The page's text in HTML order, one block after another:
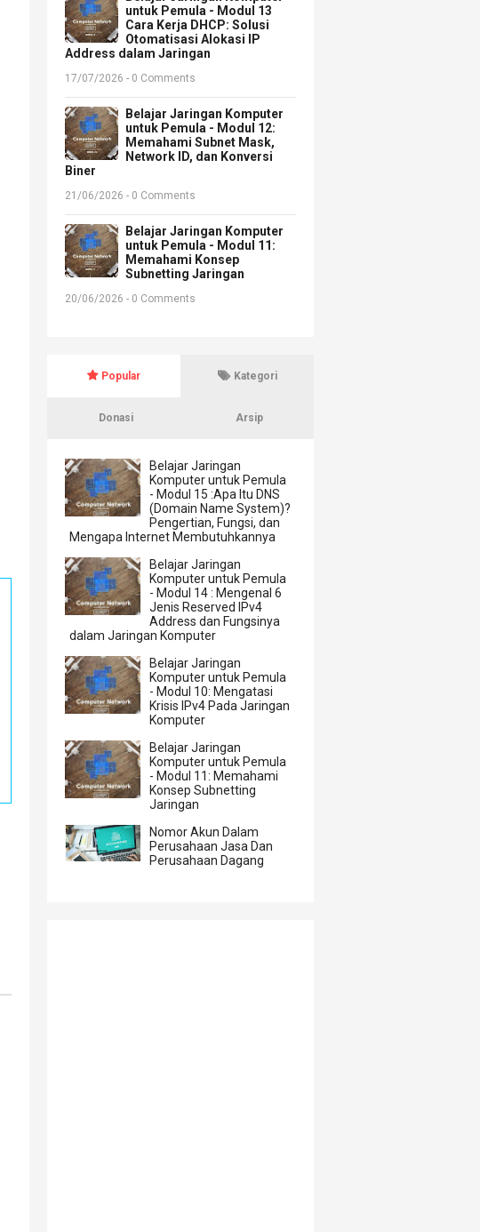
untuk Pemula - Modul 13
Cara Kerja DHCP: Solusi
Otomatisasi Alokasi IP
Address dalam Jaringan
17/07/2026 - 0 Comments
Belajar Jaringan Komputer
untuk Pemula - Modul 12:
Memahami Subnet Mask,
Network ID, dan Konversi
Biner
21/06/2026 - 0 Comments
Belajar Jaringan Komputer
untuk Pemula - Modul 11:
Memahami Konsep
Subnetting Jaringan
20/06/2026 - 0 Comments
Popular Kategori
Donasi Arsip
Belajar Jaringan
Komputer untuk Pemula
- Modul 15 :Apa Itu DNS
(Domain Name System)?
Pengertian, Fungsi, dan
Mengapa Internet Membutuhkannya
Belajar Jaringan
Komputer untuk Pemula
- Modul 14 : Mengenal 6
Jenis Reserved IPv4
Address dan Fungsinya
dalam Jaringan Komputer
Belajar Jaringan
Komputer untuk Pemula
- Modul 10: Mengatasi
Krisis IPv4 Pada Jaringan
Komputer
Belajar Jaringan
Komputer untuk Pemula
- Modul 11: Memahami
Konsep Subnetting
Jaringan
Nomor Akun Dalam
Perusahaan Jasa Dan
Perusahaan Dagang